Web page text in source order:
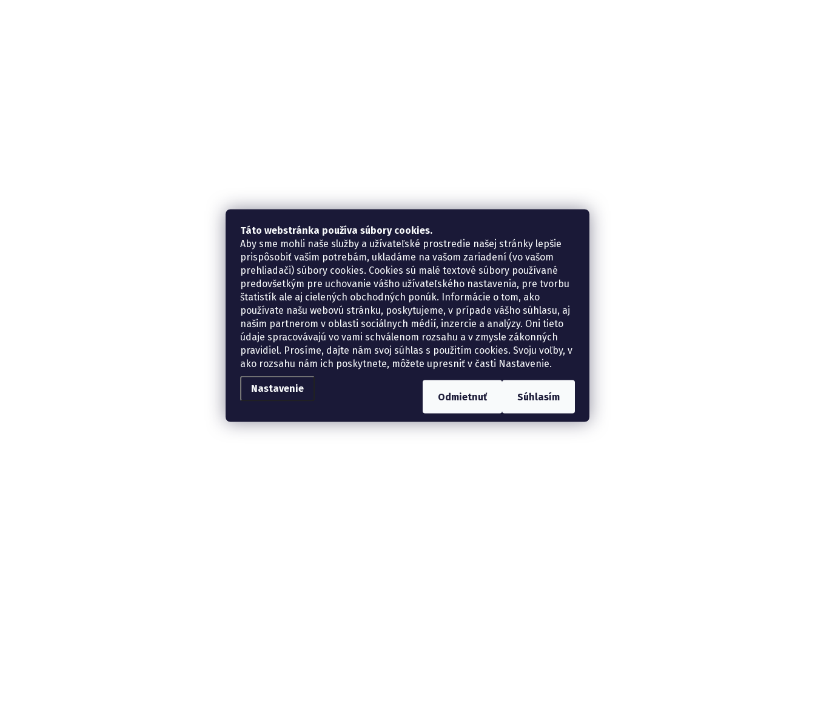
Táto webstránka používa súbory cookies.
Aby sme mohli naše služby a užívateľské prostredie našej stránky lepšie
prispôsobiť vašim potrebám, ukladáme na vašom zariadení (vo vašom
prehliadači) súbory cookies. Cookies sú malé textové súbory používané
predovšetkým pre uchovanie vášho užívateľského nastavenia, pre tvorbu
štatistík ale aj cielených obchodných ponúk. Informácie o tom, ako
používate našu webovú stránku, poskytujeme, v prípade vášho súhlasu, aj
našim partnerom v oblasti sociálnych médií, inzercie a analýzy. Oni tieto
údaje spracovávajú vo vami schválenom rozsahu a v zmysle zákonných
pravidiel. Prosíme, dajte nám svoj súhlas s použitím cookies. Svoju voľby, v
ako rozsahu nám ich poskytnete, môžete upresniť v časti Nastavenie.
Nastavenie
Odmietnuť Súhlasím